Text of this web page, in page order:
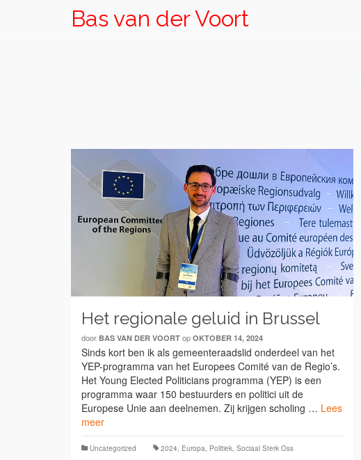
Bas van der Voort
Het regionale geluid in Brussel
door BAS VAN DER VOORT op OKTOBER 14, 2024
Sinds kort ben ik als gemeenteraadslid onderdeel van het
YEP-programma van het Europees Comité van de Regio’s.
Het Young Elected Politicians programma (YEP) is een
programma waar 150 bestuurders en politici uit de
Europese Unie aan deelnemen. Zij krijgen scholing … Lees
meer
Uncategorized 2024 Europa Politiek Sociaal Sterk Oss